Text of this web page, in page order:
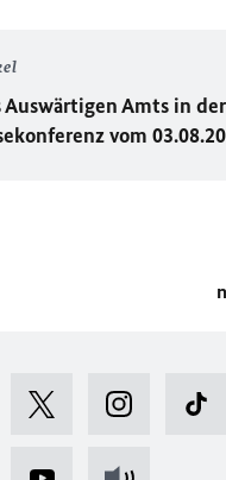
Auswärtigen Amts in der
vom